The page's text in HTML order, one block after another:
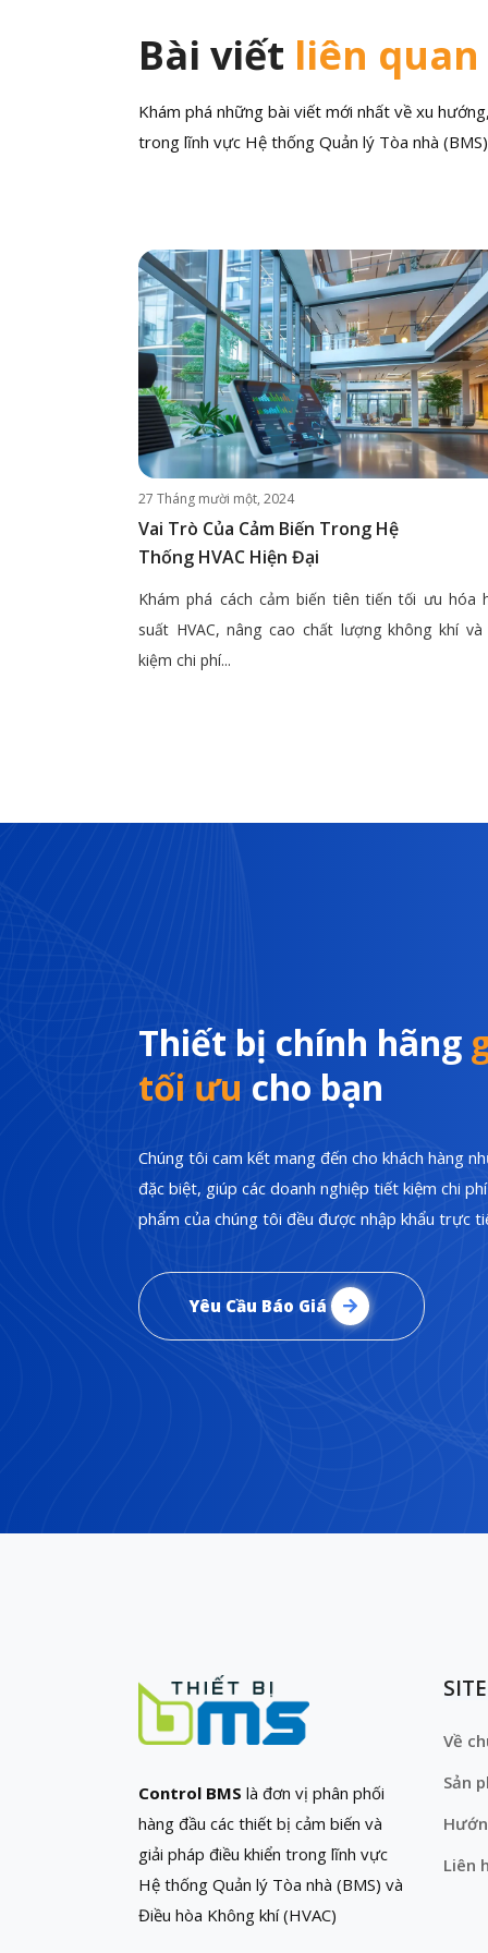
Bài viết liên quan
Khám phá những bài viết mới nhất về xu
trong lĩnh vực Hệ thống Quản lý Tòa nhà
27 Tháng mười một, 2024
Vai Trò Của Cảm Biến Trong Hệ
Thống HVAC Hiện Đại
Khám phá cách cảm biến tiên tiến tối ưu hóa
suất HVAC, nâng cao chất lượng không khí
kiệm chi phí...
Thiết bị chính hãng
tối ưu cho bạn
Chúng tôi cam kết mang đến cho khách hàng
đặc biệt, giúp các doanh nghiệp tiết kiệm chi
phẩm của chúng tôi đều được nhập khẩu trực
Yêu Cầu Báo Giá
Control BMS là đơn vị phân phối
hàng đầu các thiết bị cảm biến và
giải pháp điều khiển trong lĩnh vực
Hệ thống Quản lý Tòa nhà (BMS) và
Điều hòa Không khí (HVAC)
Về
Sản
Liên